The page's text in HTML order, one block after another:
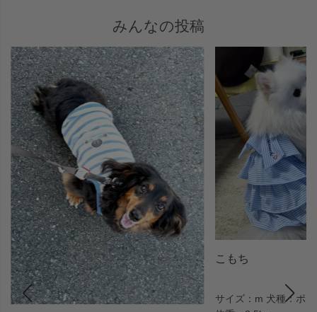
みんなの投稿
こもち
サイズ：m 犬種：ポメラニアン